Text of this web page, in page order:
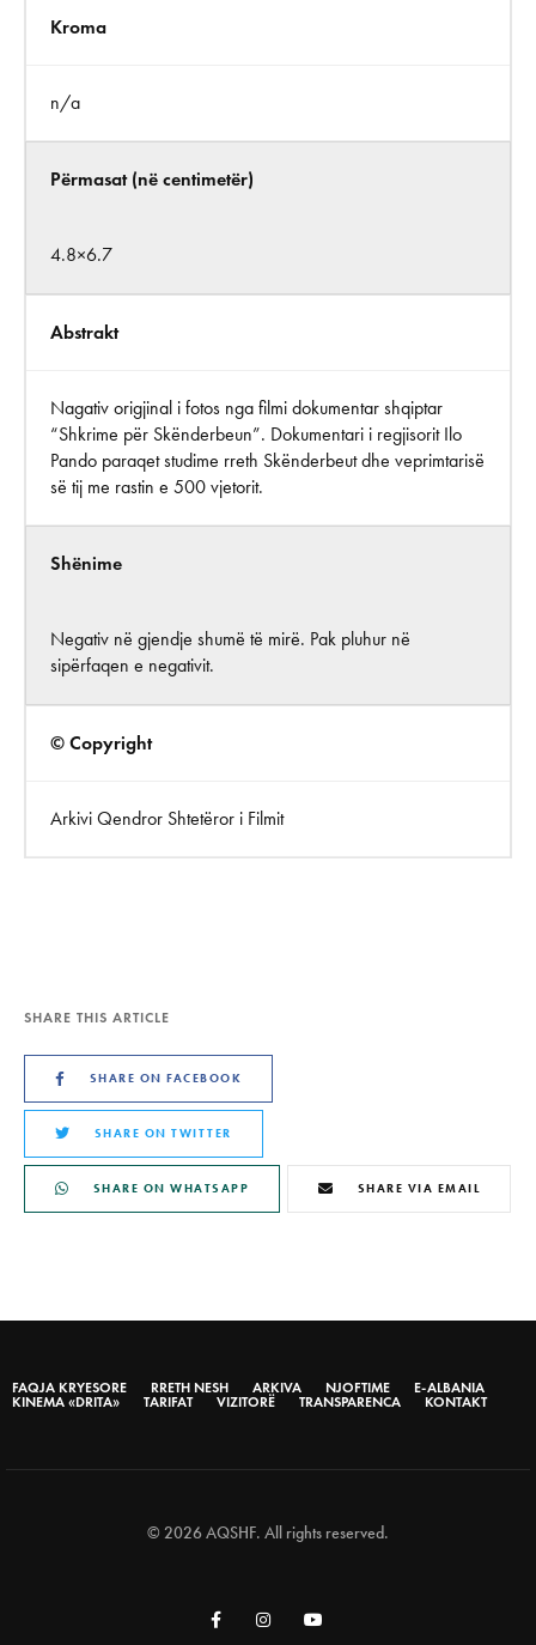
Kroma
n/a
Përmasat (në centimetër)
4.8×6.7
Abstrakt
Nagativ origjinal i fotos nga filmi dokumentar shqiptar
“Shkrime për Skënderbeun”. Dokumentari i regjisorit Ilo
Pando paraqet studime rreth Skënderbeut dhe veprimtarisë
së tij me rastin e 500 vjetorit.
Shënime
Negativ në gjendje shumë të mirë. Pak pluhur në
sipërfaqen e negativit.
© Copyright
Arkivi Qendror Shtetëror i Filmit
SHARE THIS ARTICLE
SHARE ON FACEBOOK
SHARE ON TWITTER
SHARE ON WHATSAPP SHARE VIA EMAIL
FAQJA KRYESORE RRETH NESH ARKIVA NJOFTIME
E-ALBANIA
KINEMA «DRITA»
TARIFAT VIZITORË TRANSPARENCA KONTAKT
© 2026 AQSHF. All rights reserved.